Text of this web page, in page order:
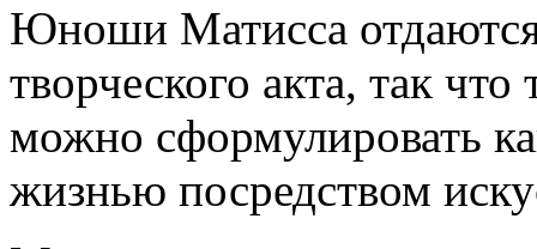
Юноши Матисса
творческого акта, так
можно сформулировать
жизнью посредством